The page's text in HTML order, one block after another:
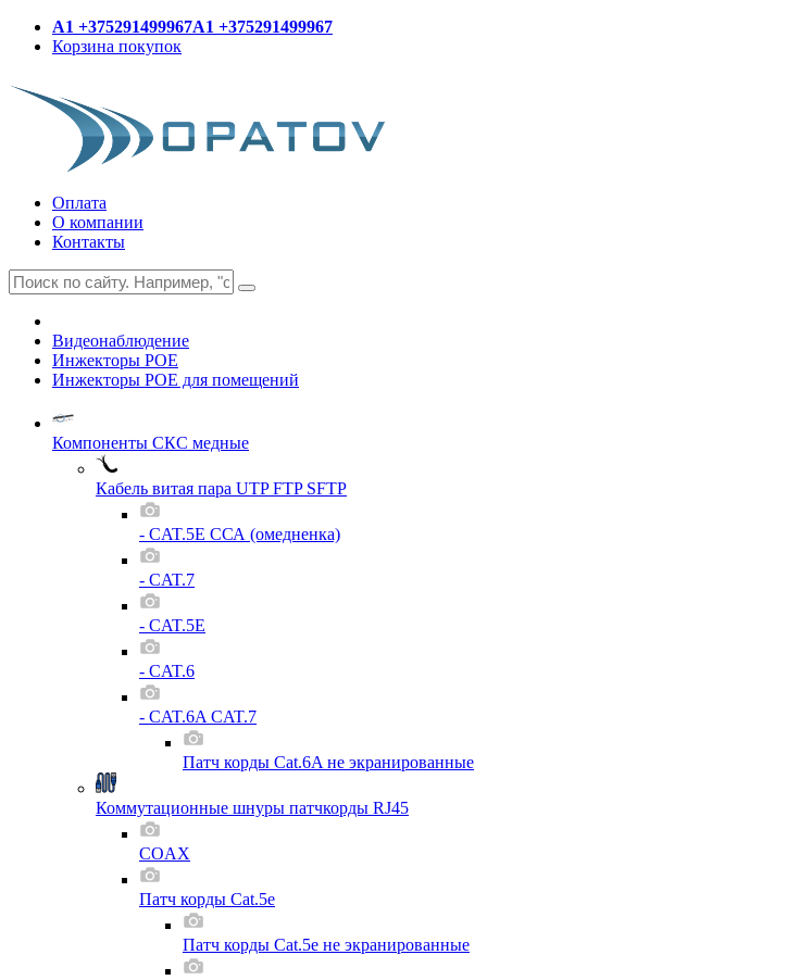
A1 +375291499967A1 +375291499967
Корзина покупок
Оплата
О компании
Контакты
Видеонаблюдение
Инжекторы POE
Инжекторы POE для помещений
Компоненты СКС медные
Кабель витая пара UTP FTP SFTP
- CAT.5E ССА (омедненка)
- CAT.7
- CAT.5E
- CAT.6
- CAT.6A CAT.7
Патч корды Cat.6A не экранированные
Коммутационные шнуры патчкорды RJ45
COAX
Патч корды Cat.5e
Патч корды Cat.5e не экранированные